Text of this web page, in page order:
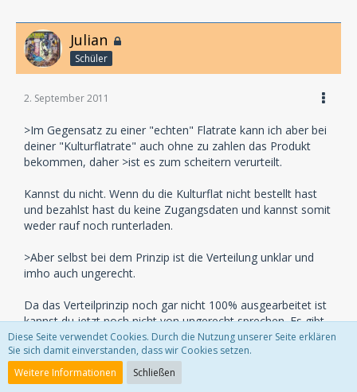
Julian
Schüler
2. September 2011
>Im Gegensatz zu einer "echten" Flatrate kann ich aber bei
deiner "Kulturflatrate" auch ohne zu zahlen das Produkt
bekommen, daher >ist es zum scheitern verurteilt.
Kannst du nicht. Wenn du die Kulturflat nicht bestellt hast
und bezahlst hast du keine Zugangsdaten und kannst somit
weder rauf noch runterladen.
>Aber selbst bei dem Prinzip ist die Verteilung unklar und
imho auch ungerecht.
Da das Verteilprinzip noch gar nicht 100% ausgearbeitet ist
kannst du jetzt noch nicht von ungerecht sprechen. Es gibt
auch genügend Künstler, die nach jahrzehntelanger Existenz
die Praktiken der GEMA ungerecht finden.
>Hallo, wirst du gezwungen kriminelle Handlungen zu
Diese Seite verwendet Cookies. Durch die Nutzung unserer Seite erklären
Sie sich damit einverstanden, dass wir Cookies setzen.
Weitere Informationen
Schließen